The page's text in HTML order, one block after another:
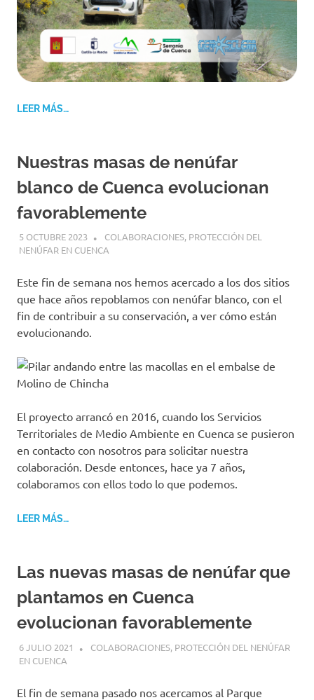
LEER MÁS…
Nuestras masas de nenúfar
blanco de Cuenca evolucionan
favorablemente
5 OCTUBRE 2023 GEMOSCLERA
COLABORACIONES, PROTECCIÓN DEL
NENÚFAR EN CUENCA
Este fin de semana nos hemos acercado a los dos sitios
que hace años repoblamos con nenúfar blanco, con el
fin de contribuir a su conservación, a ver cómo están
evolucionando.
El proyecto arrancó en 2016, cuando los Servicios
Territoriales de Medio Ambiente en Cuenca se pusieron
en contacto con nosotros para solicitar nuestra
colaboración. Desde entonces, hace ya 7 años,
colaboramos con ellos todo lo que podemos.
LEER MÁS…
Las nuevas masas de nenúfar que
plantamos en Cuenca
evolucionan favorablemente
6 JULIO 2021 GEMOSCLERA
COLABORACIONES, PROTECCIÓN DEL NENÚFAR
EN CUENCA
El fin de semana pasado nos acercamos al Parque